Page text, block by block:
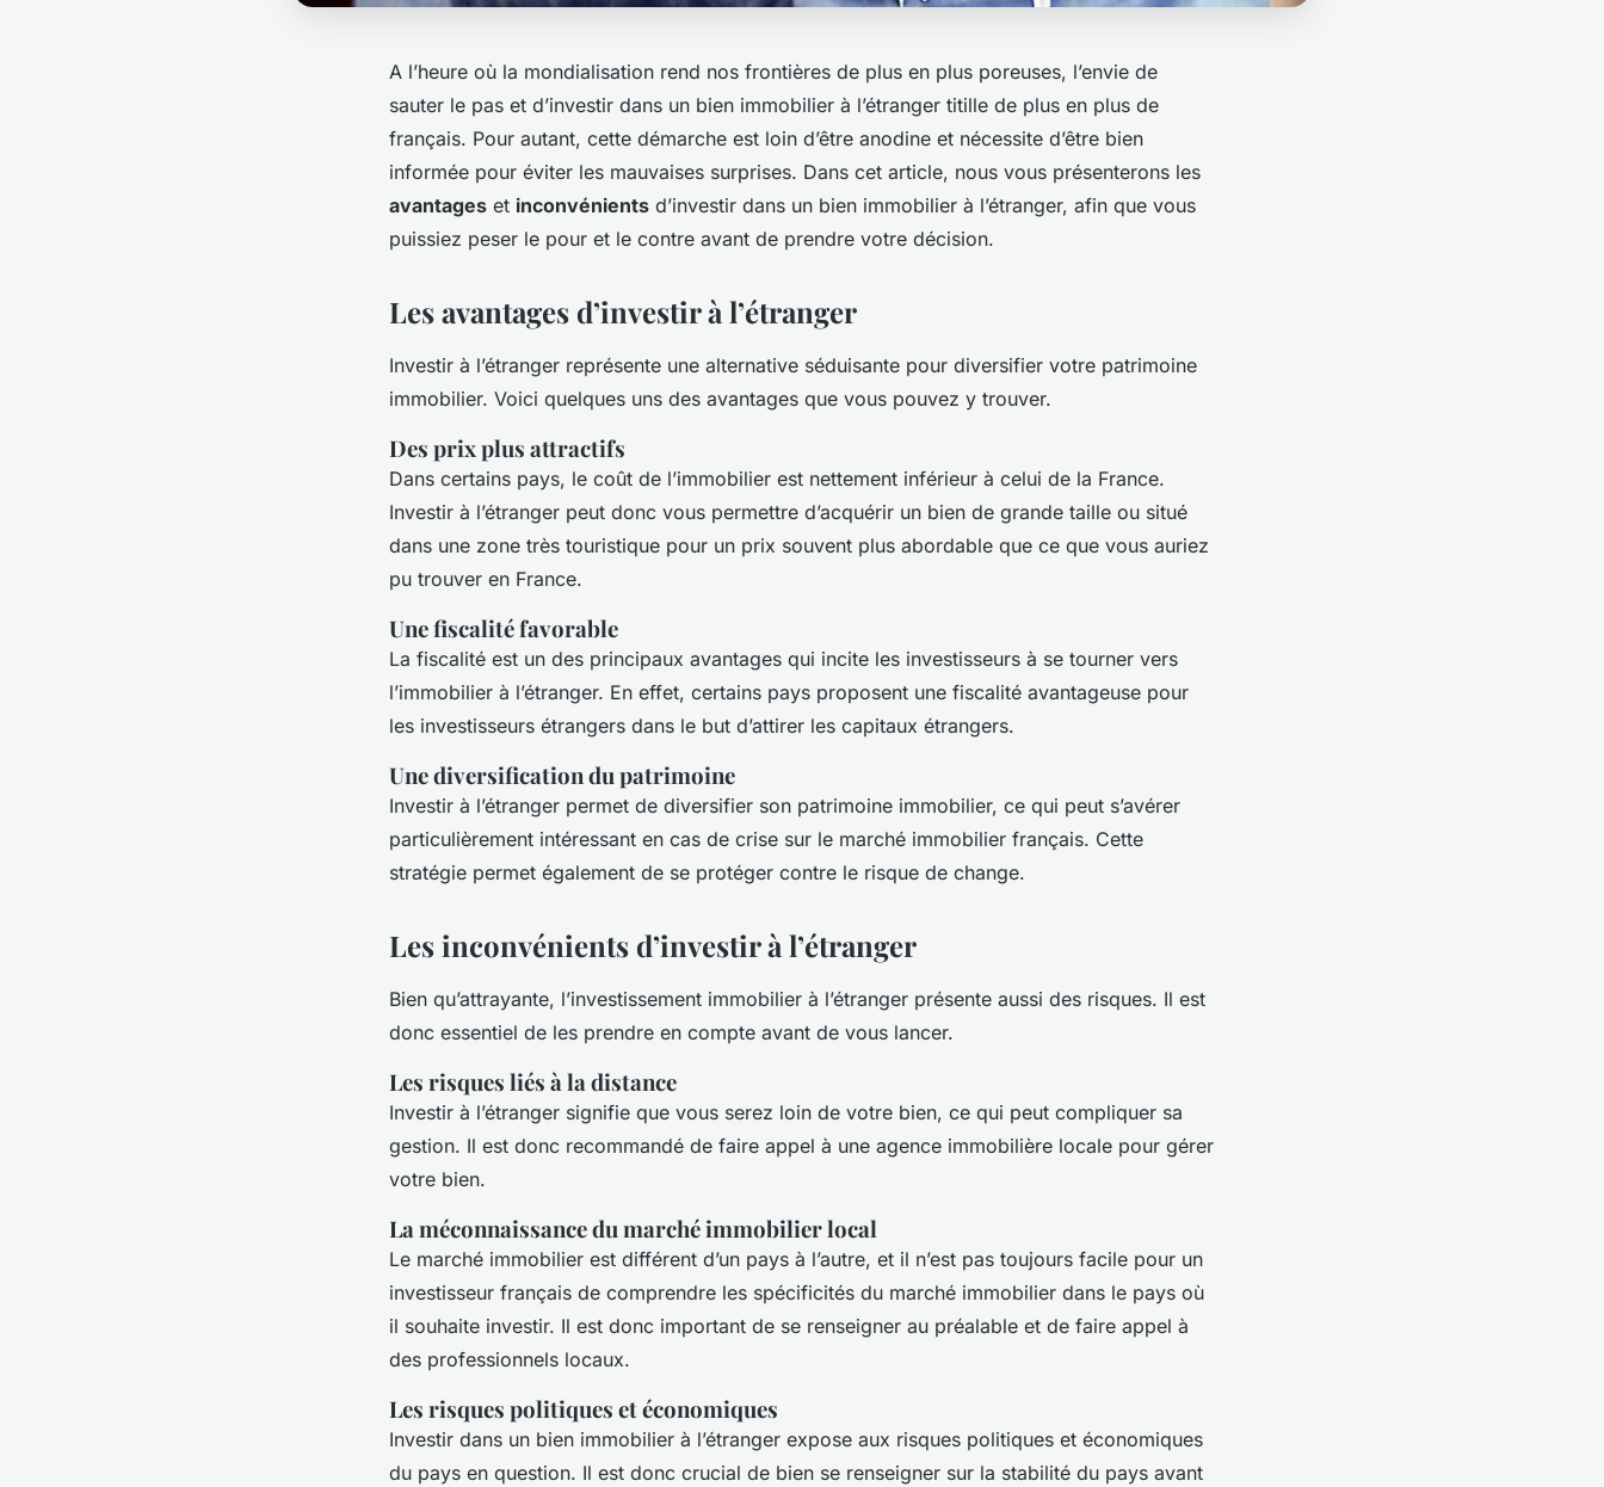
A l’heure où la mondialisation rend nos frontières de plus en plus poreuses, l’envie de
sauter le pas et d’investir dans un bien immobilier à l’étranger titille de plus en plus de
français. Pour autant, cette démarche est loin d’être anodine et nécessite d’être bien
informée pour éviter les mauvaises surprises. Dans cet article, nous vous présenterons les
avantages et inconvénients d’investir dans un bien immobilier à l’étranger, afin que vous
puissiez peser le pour et le contre avant de prendre votre décision.
Les avantages d’investir à l’étranger
Investir à l’étranger représente une alternative séduisante pour diversifier votre patrimoine
immobilier. Voici quelques uns des avantages que vous pouvez y trouver.
Des prix plus attractifs
Dans certains pays, le coût de l’immobilier est nettement inférieur à celui de la France.
Investir à l’étranger peut donc vous permettre d’acquérir un bien de grande taille ou situé
dans une zone très touristique pour un prix souvent plus abordable que ce que vous auriez
pu trouver en France.
Une fiscalité favorable
La fiscalité est un des principaux avantages qui incite les investisseurs à se tourner vers
l’immobilier à l’étranger. En effet, certains pays proposent une fiscalité avantageuse pour
les investisseurs étrangers dans le but d’attirer les capitaux étrangers.
Une diversification du patrimoine
Investir à l’étranger permet de diversifier son patrimoine immobilier, ce qui peut s’avérer
particulièrement intéressant en cas de crise sur le marché immobilier français. Cette
stratégie permet également de se protéger contre le risque de change.
Les inconvénients d’investir à l’étranger
Bien qu’attrayante, l’investissement immobilier à l’étranger présente aussi des risques. Il est
donc essentiel de les prendre en compte avant de vous lancer.
Les risques liés à la distance
Investir à l’étranger signifie que vous serez loin de votre bien, ce qui peut compliquer sa
gestion. Il est donc recommandé de faire appel à une agence immobilière locale pour gérer
votre bien.
La méconnaissance du marché immobilier local
Le marché immobilier est différent d’un pays à l’autre, et il n’est pas toujours facile pour un
investisseur français de comprendre les spécificités du marché immobilier dans le pays où
il souhaite investir. Il est donc important de se renseigner au préalable et de faire appel à
des professionnels locaux.
Les risques politiques et économiques
Investir dans un bien immobilier à l’étranger expose aux risques politiques et économiques
du pays en question. Il est donc crucial de bien se renseigner sur la stabilité du pays avant